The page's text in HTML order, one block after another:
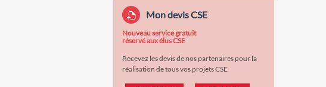
Mon devis CSE
Nouveau service gratuit
réservé aux élus CSE
Recevez les devis de nos partenaires pour la
réalisation de tous vos projets CSE